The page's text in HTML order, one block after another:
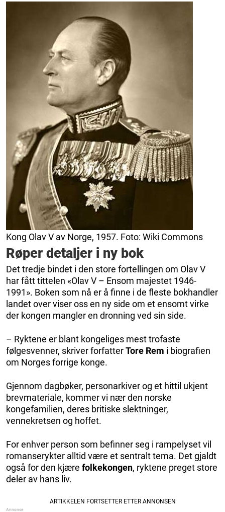
Kong Olav V av Norge, 1957. Foto: Wiki Commons
Røper detaljer i ny bok
Det tredje bindet i den store fortellingen om Olav V
har fått tittelen «Olav V – Ensom majestet 1946-
1991». Boken som nå er å finne i de fleste bokhandler
landet over viser oss en ny side om et ensomt virke
der kongen mangler en dronning ved sin side.
– Ryktene er blant kongeliges mest trofaste
følgesvenner, skriver forfatterTore Rem i biografien
om Norges forrige konge.
Gjennom dagbøker, personarkiver og et hittil ukjent
brevmateriale, kommer vi nær den norske
kongefamilien, deres britiske slektninger,
vennekretsen og hoffet.
For enhver person som befinner seg i rampelyset vil
romanserykter alltid være et sentralt tema. Det gjaldt
også for den kjære folkekongen, ryktene preget store
deler av hans liv.